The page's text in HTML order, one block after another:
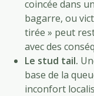
coincée dans
bagarre, ou
tirée » peut
avec des
Le stud tail.
base de la
inconfort